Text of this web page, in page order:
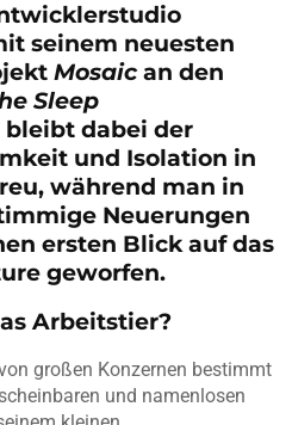
seinem neuesten
Mosaican den
Sleep
bleibt dabei der
und Isolation in
während man in
Neuerungen
ersten Blick auf das
geworfen.
Arbeitstier?
großen Konzernen bestimmt
und namenlosen